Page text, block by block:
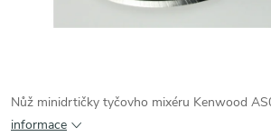
Nůž minidrtičky tyčovho mixéru Kenwood
informace